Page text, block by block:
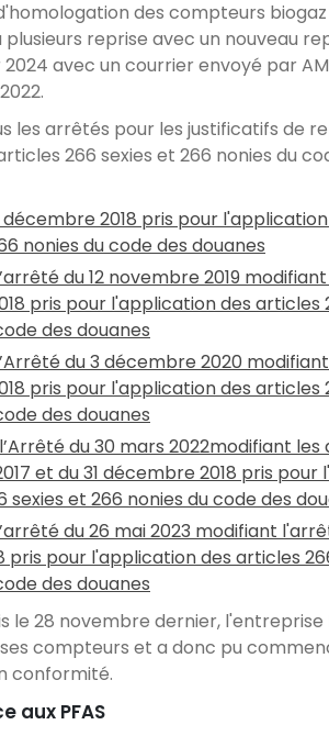
des compteurs biogaz
plusieurs reprise avec un nouveau
2024 avec un courrier envoyé par
les arrêtés pour les justificatifs de
266 sexies et 266 nonies du
décembre 2018 pris pour
nonies du code des douanes
du 12 novembre 2019
pris pour l'application des articles
des douanes
du 3 décembre 2020
pris pour l'application des articles
des douanes
du 30 mars 2022modifiant les
et du 31 décembre 2018 pris
sexies et 266 nonies du code des
du 26 mai 2023 modifiant
pris pour l'application des articles
des douanes
le 28 novembre dernier, l'entreprise
compteurs et a donc pu
conformité.
aux PFAS